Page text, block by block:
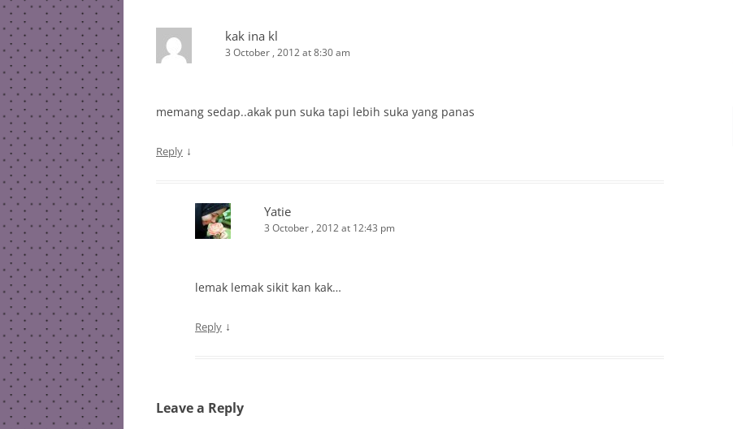
kak ina kl
3 October , 2012 at 8:30 am
memang sedap..akak pun suka tapi lebih suka yang panas
Reply ↓
Yatie
3 October , 2012 at 12:43 pm
lemak lemak sikit kan kak…
Reply ↓
Leave a Reply